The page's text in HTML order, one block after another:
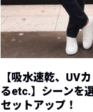
【吸水速乾、UV
るetc.】シーンを
セットアップ！